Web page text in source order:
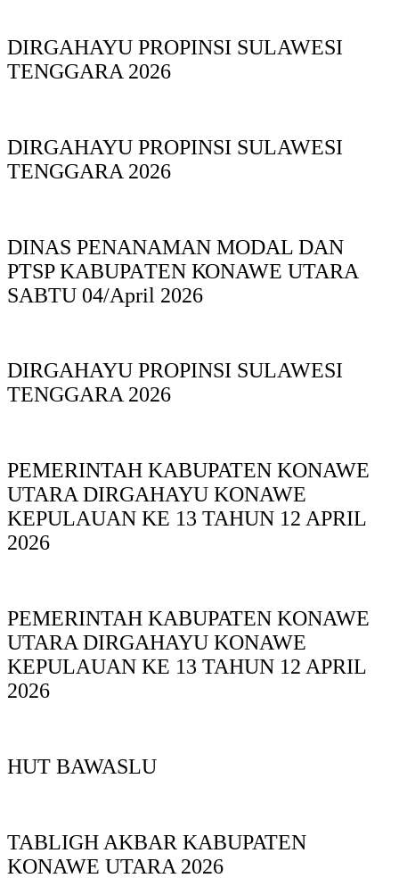
DIRGAHAYU PROPINSI SULAWESI
TENGGARA 2026
DIRGAHAYU PROPINSI SULAWESI
TENGGARA 2026
DINAS PΕΝΑΝΑΜAN MODAL DAN
PTSP KABUPAΤΕΝ ΚΟNAWE UTARA
SABTU 04/April 2026
DIRGAHAYU PROPINSI SULAWESI
TENGGARA 2026
PEMERINTAH KABUPATEN KONAWE
UTARA DIRGAHAYU KONAWE
KEPULAUAN KE 13 TAHUN 12 APRIL
2026
PEMERINTAH KABUPATEN KONAWE
UTARA DIRGAHAYU KONAWE
KEPULAUAN KE 13 TAHUN 12 APRIL
2026
HUT BAWASLU
TABLIGH AKBAR KABUPATEN
KONAWE UTARA 2026